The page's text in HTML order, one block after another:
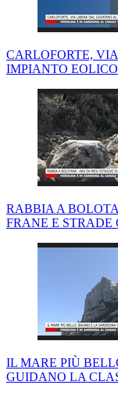
CARLOFORTE,
IMPIANTO
RABBIA A
FRANE E STRADE
IL MARE PIÙ
GUIDANO LA